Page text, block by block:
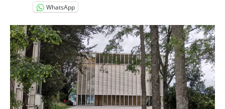
WhatsApp